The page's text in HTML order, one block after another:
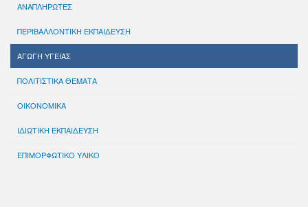
ΑΝΑΠΛΗΡΩΤΕΣ
ΠΕΡΙΒΑΛΛΟΝΤΙΚΗ ΕΚΠΑΙΔΕΥΣΗ
ΑΓΩΓΗ ΥΓΕΙΑΣ
ΠΟΛΙΤΙΣΤΙΚΑ ΘΕΜΑΤΑ
ΟΙΚΟΝΟΜΙΚΑ
ΙΔΙΩΤΙΚΗ ΕΚΠΑΙΔΕΥΣΗ
ΕΠΙΜΟΡΦΩΤΙΚΟ ΥΛΙΚΟ